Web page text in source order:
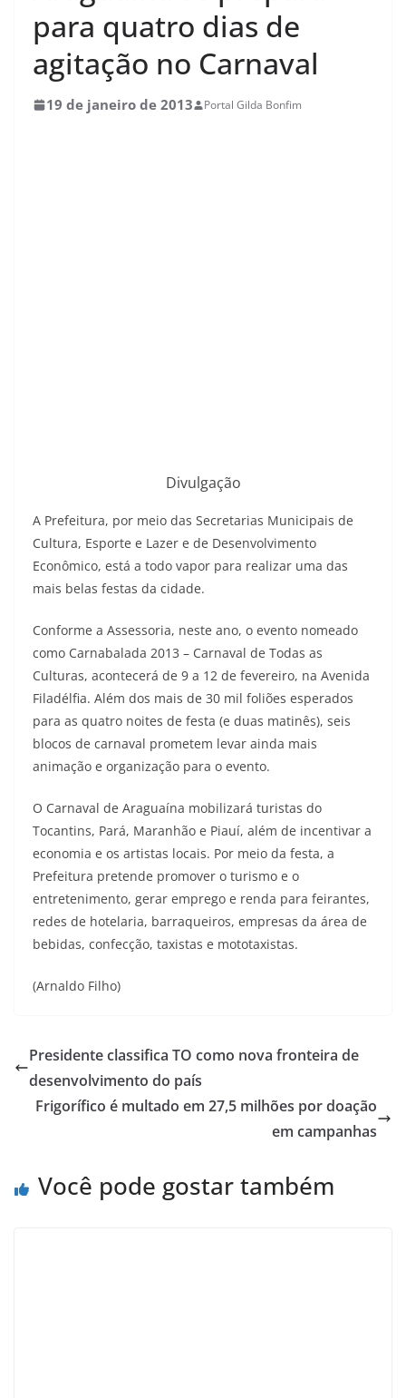
para quatro dias de
agitação no Carnaval
19 de janeiro de 2013 Portal Gilda Bonfim
Divulgação
A Prefeitura, por meio das Secretarias Municipais de
Cultura, Esporte e Lazer e de Desenvolvimento
Econômico, está a todo vapor para realizar uma das
mais belas festas da cidade.
Conforme a Assessoria, neste ano, o evento nomeado
como Carnabalada 2013 – Carnaval de Todas as
Culturas, acontecerá de 9 a 12 de fevereiro, na Avenida
Filadélfia. Além dos mais de 30 mil foliões esperados
para as quatro noites de festa (e duas matinês), seis
blocos de carnaval prometem levar ainda mais
animação e organização para o evento.
O Carnaval de Araguaína mobilizará turistas do
Tocantins, Pará, Maranhão e Piauí, além de incentivar a
economia e os artistas locais. Por meio da festa, a
Prefeitura pretende promover o turismo e o
entretenimento, gerar emprego e renda para feirantes,
redes de hotelaria, barraqueiros, empresas da área de
bebidas, confecção, taxistas e mototaxistas.
(Arnaldo Filho)
Presidente classifica TO como nova fronteira de
desenvolvimento do país
Frigorífico é multado em 27,5 milhões por doação
em campanhas
Você pode gostar também